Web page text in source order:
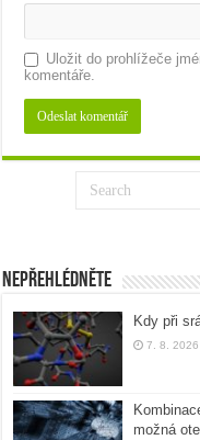
Uložit do prohlížeče
komentáře.
Nepřehlédněte
Kdy při
7. 8. 2026
možná